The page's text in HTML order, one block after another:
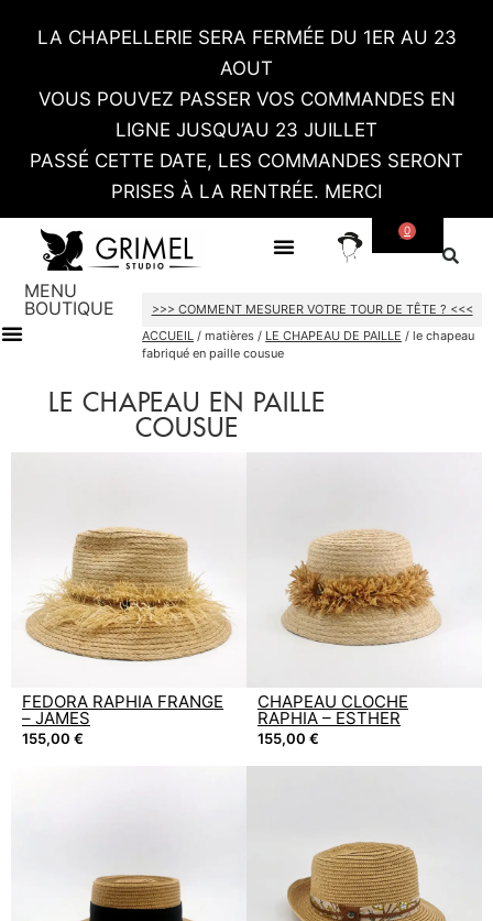
LA CHAPELLERIE SERA FERMÉE DU 1ER AU 23
AOUT
VOUS POUVEZ PASSER VOS COMMANDES EN
LIGNE JUSQU’AU 23 JUILLET
PASSÉ CETTE DATE, LES COMMANDES SERONT
PRISES À LA RENTRÉE. MERCI
0
MENU
BOUTIQUE
>>> COMMENT MESURER VOTRE TOUR DE TÊTE ? <<<
ACCUEIL / matières / LE CHAPEAU DE PAILLE / le chapeau
fabriqué en paille cousue
LE CHAPEAU EN PAILLE
COUSUE
FEDORA RAPHIA FRANGE
– JAMES
155,00 €
CHAPEAU CLOCHE
RAPHIA – ESTHER
155,00 €